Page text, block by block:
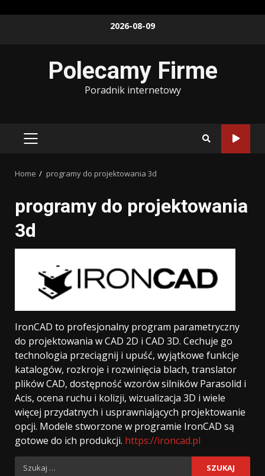
2026-08-09
Polecamy Firme
Poradnik internetowy
PRIMARY
Home programy do projektowania 3d
programy do projektowania
3d
IronCAD to profesjonalny program parametryczny
do projektowania w CAD 2D i CAD 3D. Cechuje go
technologia przeciągnij i upuść, wyjątkowe funkcje
katalogów, rozkroje i rozwinięcia blach, translator
plików CAD, dostępność wzorów silników Parasolid i
Acis, ocena ruchu i kolizji, wizualizacja 3D i wiele
więcej przydatnych i usprawniających projektowanie
opcji. Modele stworzone w programie IronCAD są
gotowe do ich produkcji. https://ironcad.pl
Szukaj: